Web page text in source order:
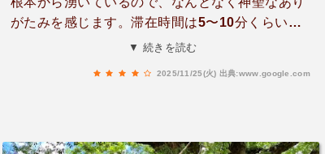
がたみを感じます。滞在時間は5〜10分くらい。
駐車場などはないのですが、近くに小国両神社が
▼ 続きを読む
2025/11/25(火) 出典:www.google.com